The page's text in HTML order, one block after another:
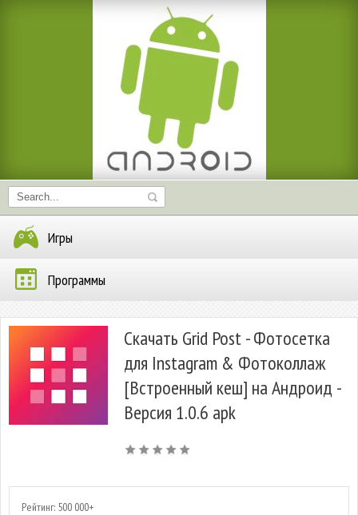
Игры
Программы
Скачать Grid Post - Фотосетка
для Instagram & Фотоколлаж
[Встроенный кеш] на Андроид -
Версия 1.0.6 apk
Рейтинг: 500 000+